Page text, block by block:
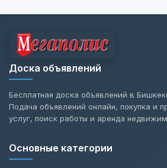
Доска объявлений
Бесплатная доска объявлений в
Подача объявлений онлайн, покупка и
услуг, поиск работы и аренда
Основные категории